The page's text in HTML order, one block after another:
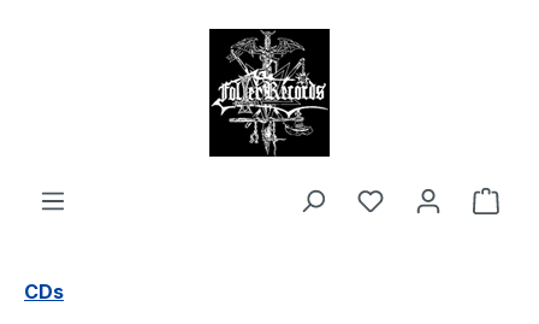
CDs